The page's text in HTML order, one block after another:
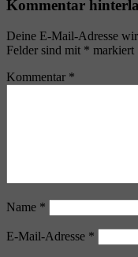
Kommentar
Deine E-Mail-Adresse
Felder sind mit * markiert
Kommentar *
Name *
E-Mail-Adresse *